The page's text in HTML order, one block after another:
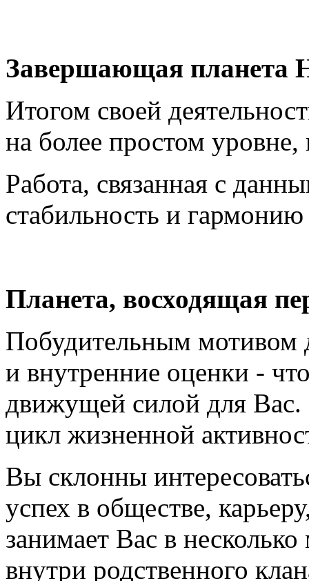
Завершающая планета
Итогом своей
на более простом уровне,
Работа, связанная с
стабильность и
Планета, восходящая
Побудительным мотивом
и внутренние оценки -
движущей силой для
цикл жизненной
Вы склонны
успех в обществе,
занимает Вас в
внутри родственного